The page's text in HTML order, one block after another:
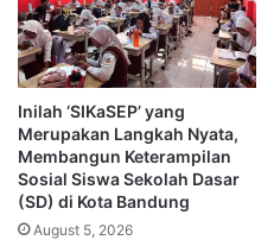
Inilah ‘SIKaSEP’ yang
Merupakan Langkah Nyata,
Membangun Keterampilan
Sosial Siswa Sekolah Dasar
(SD) di Kota Bandung
August 5, 2026